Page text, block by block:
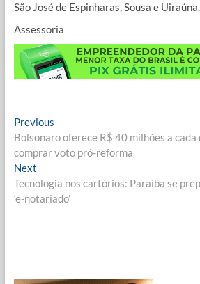
São José de Espinharas, Sousa e Uiraúna.
Assessoria
Navegação
de
Post
PreviousPrevious
post:
Bolsonaro oferece R$ 40 milhões a cada
comprar voto pró-reforma
NextNext
post:
Tecnologia nos cartórios: Paraíba se
‘e-notariado’